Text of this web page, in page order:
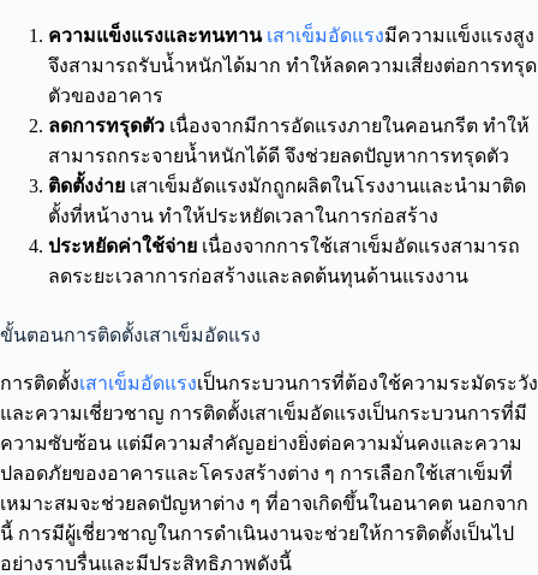
ความแข็งแรงและทนทาน เสาเข็มอัดแรงมีความแข็งแรงสูง
จึงสามารถรับน้ำหนักได้มาก ทำให้ลดความเสี่ยงต่อการทรุด
ตัวของอาคาร
ลดการทรุดตัว เนื่องจากมีการอัดแรงภายในคอนกรีต ทำให้
สามารถกระจายน้ำหนักได้ดี จึงช่วยลดปัญหาการทรุดตัว
ติดตั้งง่าย เสาเข็มอัดแรงมักถูกผลิตในโรงงานและนำมาติด
ตั้งที่หน้างาน ทำให้ประหยัดเวลาในการก่อสร้าง
ประหยัดค่าใช้จ่าย เนื่องจากการใช้เสาเข็มอัดแรงสามารถ
ลดระยะเวลาการก่อสร้างและลดต้นทุนด้านแรงงาน
ขั้นตอนการติดตั้งเสาเข็มอัดแรง
การติดตั้งเสาเข็มอัดแรงเป็นกระบวนการที่ต้องใช้ความระมัดระวัง
และความเชี่ยวชาญ การติดตั้งเสาเข็มอัดแรงเป็นกระบวนการที่มี
ความซับซ้อน แต่มีความสำคัญอย่างยิ่งต่อความมั่นคงและความ
ปลอดภัยของอาคารและโครงสร้างต่าง ๆ การเลือกใช้เสาเข็มที่
เหมาะสมจะช่วยลดปัญหาต่าง ๆ ที่อาจเกิดขึ้นในอนาคต นอกจาก
นี้ การมีผู้เชี่ยวชาญในการดำเนินงานจะช่วยให้การติดตั้งเป็นไป
อย่างราบรื่นและมีประสิทธิภาพดังนี้